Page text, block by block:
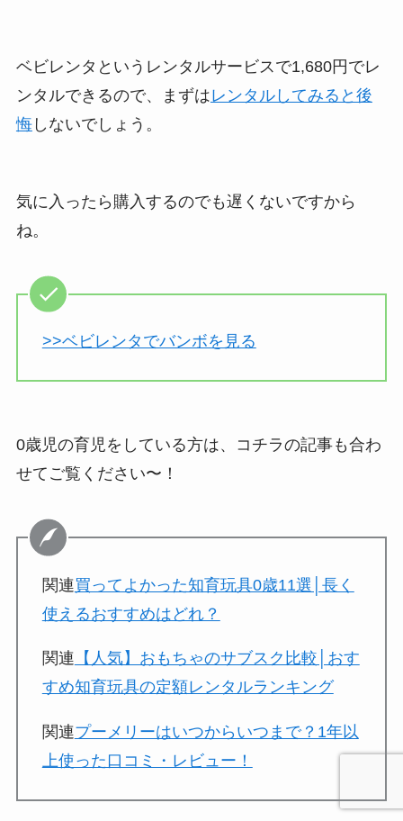
ベビレンタというレンタルサービスで1,680円でレ
ンタルできるので、まずはレンタルしてみると後
悔しないでしょう。
気に入ったら購入するのでも遅くないですから
ね。
>>ベビレンタでバンボを見る
0歳児の育児をしている方は、コチラの記事も合わ
せてご覧ください〜！
関連買ってよかった知育玩具0歳11選│長く
使えるおすすめはどれ？
関連 【人気】おもちゃのサブスク比較│おす
すめ知育玩具の定額レンタルランキング
関連プーメリーはいつからいつまで？1年以
上使った口コミ・レビュー！